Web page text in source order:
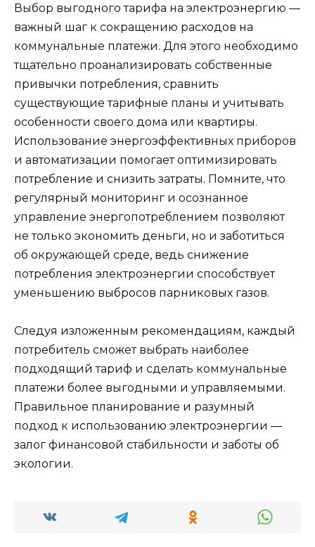
Выбор выгодного тарифа на электроэнергию —
важный шаг к сокращению расходов на
коммунальные платежи. Для этого необходимо
тщательно проанализировать собственные
привычки потребления, сравнить
существующие тарифные планы и учитывать
особенности своего дома или квартиры.
Использование энергоэффективных приборов
и автоматизации помогает оптимизировать
потребление и снизить затраты. Помните, что
регулярный мониторинг и осознанное
управление энергопотреблением позволяют
не только экономить деньги, но и заботиться
об окружающей среде, ведь снижение
потребления электроэнергии способствует
уменьшению выбросов парниковых газов.
Следуя изложенным рекомендациям, каждый
потребитель сможет выбрать наиболее
подходящий тариф и сделать коммунальные
платежи более выгодными и управляемыми.
Правильное планирование и разумный
подход к использованию электроэнергии —
залог финансовой стабильности и заботы об
экологии.